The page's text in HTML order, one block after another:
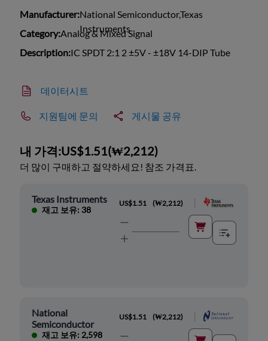
Manufacturer:National Semiconductor,Texas
Instruments
Category:Analog & Mixed Signal
Description:IC SPDT 2:1 2 ±5V - ±18V 14-DIP Tube
데이터시트
지원팀에 문의 게시물 공유
내 가격:US$1.51(₩2,212)
더 많이 구매하고 절약하세요! 참조 가격표.
Texas Instruments
재고 보유: 38
US$1.51 (₩2,212)
National
Semiconductor
재고 보유: 2,598
US$1.51 (₩2,212)